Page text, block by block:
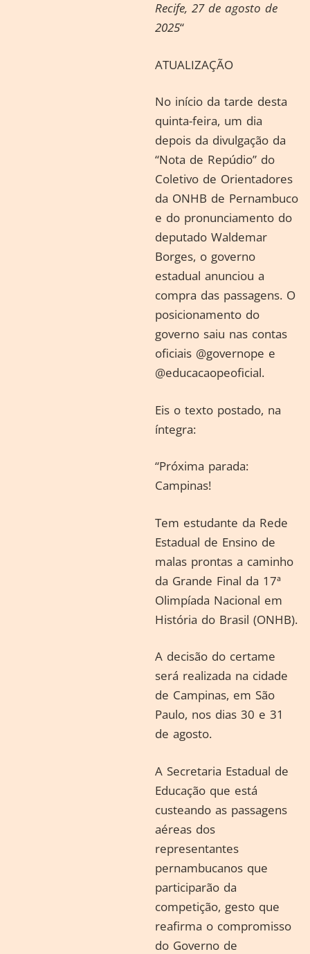
Recife, 27 de agosto de
2025“
ATUALIZAÇÃO
No início da tarde desta
quinta-feira, um dia
depois da divulgação da
“Nota de Repúdio” do
Coletivo de Orientadores
da ONHB de Pernambuco
e do pronunciamento do
deputado Waldemar
Borges, o governo
estadual anunciou a
compra das passagens. O
posicionamento do
governo saiu nas contas
oficiais @governope e
@educacaopeoficial.
Eis o texto postado, na
íntegra:
“Próxima parada:
Campinas!
Tem estudante da Rede
Estadual de Ensino de
malas prontas a caminho
da Grande Final da 17ª
Olimpíada Nacional em
História do Brasil (ONHB).
A decisão do certame
será realizada na cidade
de Campinas, em São
Paulo, nos dias 30 e 31
de agosto.
A Secretaria Estadual de
Educação que está
custeando as passagens
aéreas dos
representantes
pernambucanos que
participarão da
competição, gesto que
reafirma o compromisso
do Governo de